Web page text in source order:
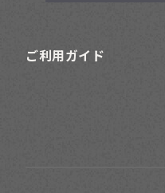
ご利用ガイド